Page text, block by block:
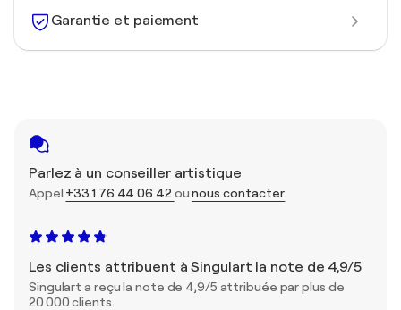
Garantie et paiement
Parlez à un conseiller artistique
Appel +33 1 76 44 06 42 ounous contacter
Les clients attribuent à Singulart la note de 4,9/5
Singulart a reçu la note de 4,9/5 attribuée par plus de
20 000 clients.